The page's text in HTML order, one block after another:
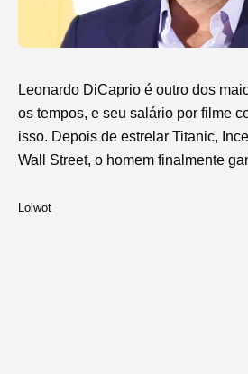
Leonardo DiCaprio é outro dos
os tempos, e seu salário por filme
isso. Depois de estrelar Titanic,
Wall Street, o homem finalmente
Lolwot